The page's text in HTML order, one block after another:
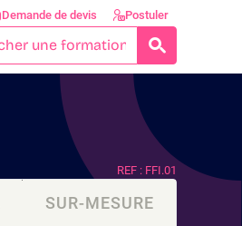
Demande de devis Postuler
REF : FFI.01
SUR-MESURE